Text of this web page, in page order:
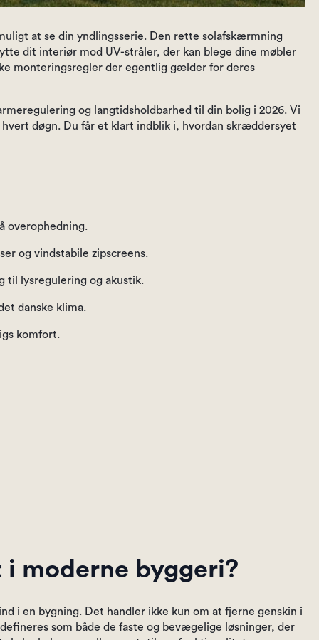
at se din yndlingsserie. Den rette solafskærmning
dit interiør mod UV-stråler, der kan blege dine møbler
monteringsregler der egentlig gælder for deres
og langtidsholdbarhed til din bolig i 2026. Vi
døgn. Du får et klart indblik i, hvordan skræddersyet
overophedning.
og vindstabile zipscreens.
til lysregulering og akustik.
danske klima.
komfort.
moderne byggeri?
i en bygning. Det handler ikke kun om at fjerne genskin i
som både de faste og bevægelige løsninger, der